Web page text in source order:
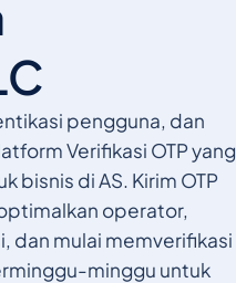
pengguna, dan
Verifikasi OTP yang
bisnis di AS. Kirim OTP
operator,
dan mulai memverifikasi
minggu untuk